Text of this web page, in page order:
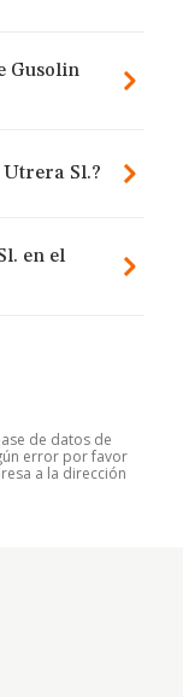
Gusolin
Utrera Sl.?
en el
de datos de
error por favor
a la dirección